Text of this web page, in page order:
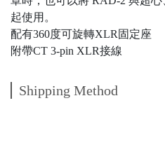
起使用。
配有360度可旋轉XLR固定座
附帶CT 3-pin XLR接線
Shipping Method